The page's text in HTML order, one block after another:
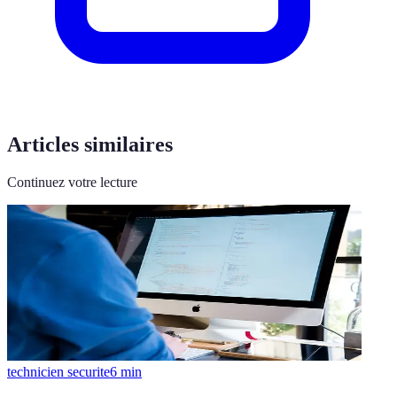
Articles similaires
Continuez votre lecture
technicien securite6 min